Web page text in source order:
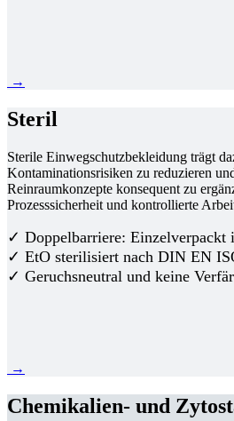
→
Steril
Sterile Einwegschutzbekleidung trägt
Kontaminationsrisiken zu reduzieren
Reinraumkonzepte konsequent zu
Prozesssicherheit und kontrollierte
✓ Doppelbarriere: Einzelverpackt
✓ EtO sterilisiert nach DIN EN
✓ Geruchsneutral und keine
→
Chemikalien- und